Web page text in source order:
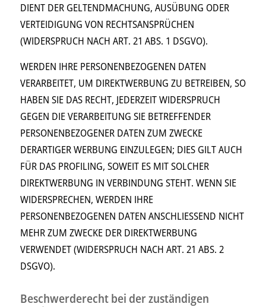
DIENT DER GELTENDMACHUNG, AUSÜBUNG ODER
VERTEIDIGUNG VON RECHTSANSPRÜCHEN
(WIDERSPRUCH NACH ART. 21 ABS. 1 DSGVO).
WERDEN IHRE PERSONENBEZOGENEN DATEN
VERARBEITET, UM DIREKTWERBUNG ZU BETREIBEN, SO
HABEN SIE DAS RECHT, JEDERZEIT WIDERSPRUCH
GEGEN DIE VERARBEITUNG SIE BETREFFENDER
PERSONENBEZOGENER DATEN ZUM ZWECKE
DERARTIGER WERBUNG EINZULEGEN; DIES GILT AUCH
FÜR DAS PROFILING, SOWEIT ES MIT SOLCHER
DIREKTWERBUNG IN VERBINDUNG STEHT. WENN SIE
WIDERSPRECHEN, WERDEN IHRE
PERSONENBEZOGENEN DATEN ANSCHLIESSEND NICHT
MEHR ZUM ZWECKE DER DIREKTWERBUNG
VERWENDET (WIDERSPRUCH NACH ART. 21 ABS. 2
DSGVO).
Beschwerde­recht bei der zuständigen